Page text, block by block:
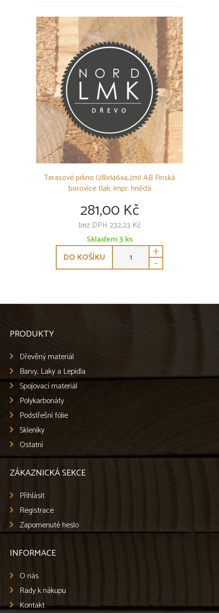
Terasové prkno (28x146x4.2m) AB Finská
borovice tlak. impr. hnědá
281,00 Kč
bez DPH 232,23 Kč
Skladem3 ks
DO KOŠÍKU
+
-
PRODUKTY
Dřevěný materiál
Barvy, Laky a Lepidla
Spojovací materiál
Polykarbonáty
Podstřešní fólie
Skleníky
Ostatní
ZÁKAZNICKÁ SEKCE
Přihlásit
Registrace
Zapomenuté heslo
INFORMACE
O nás
Rady k nákupu
Kontakt